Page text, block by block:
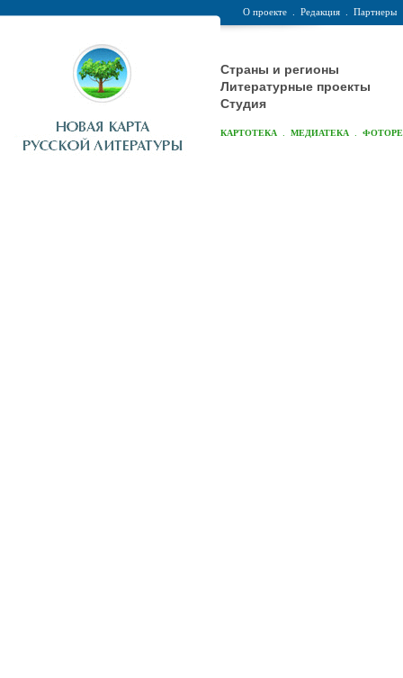
О проекте Редакция Партнеры
Страны и регионы
Литературные проекты
Студия
КАРТОТЕКА МЕДИАТЕКА